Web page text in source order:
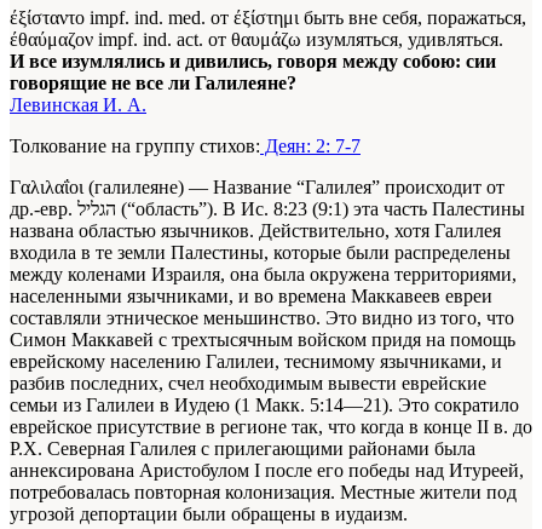
έξίσταντο impf. ind. med. от έξίστημι быть вне себя, поражаться,
έθαύμαζον impf. ind. act. от θαυμάζω изумляться, удивляться.
И все изумлялись и дивились, говоря между собою: сии
говорящие не все ли Галилеяне?
Левинская И. А.
Толкование на группу стихов: Деян: 2: 7-7
Γαλιλαΐοι (галилеяне) — Название “Галилея” происходит от
др.-евр. הגליל (“область”). В Ис. 8:23 (9:1) эта часть Палестины
названа областью язычников. Действительно, хотя Галилея
входила в те земли Палестины, которые были распределены
между коленами Израиля, она была окружена территориями,
населенными язычниками, и во времена Маккавеев евреи
составляли этническое меньшинство. Это видно из того, что
Симон Маккавей с трехтысячным войском придя на помощь
еврейскому населению Галилеи, теснимому язычниками, и
разбив последних, счел необходимым вывести еврейские
семьи из Галилеи в Иудею (1 Макк. 5:14—21). Это сократило
еврейское присутствие в регионе так, что когда в конце II в. до
Р.Х. Северная Галилея с прилегающими районами была
аннексирована Аристобулом I после его победы над Итуреей,
потребовалась повторная колонизация. Местные жители под
угрозой депортации были обращены в иудаизм.